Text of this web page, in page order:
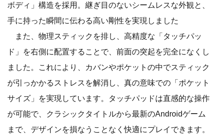
ボディ」構造を採用。継ぎ目のないシームレスな外観と、
手に持った瞬間に伝わる高い剛性を実現しました
また、物理スティックを排し、高精度な「タッチパッ
ド」を右側に配置することで、前面の突起を完全になくし
ました。これにより、カバンやポケットの中でスティック
が引っかかるストレスを解消し、真の意味での「ポケット
サイズ」を実現しています。タッチパッドは直感的な操作
が可能で、クラシックタイトルから最新のAndroidゲーム
まで、デザインを損なうことなく快適にプレイできます。